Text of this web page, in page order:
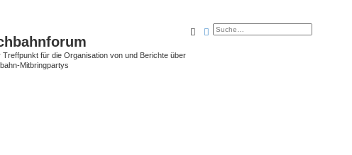
Treffpunkt für die Organisation von und Berichte über
Mitbringpartys
SucheErweiterte Suche